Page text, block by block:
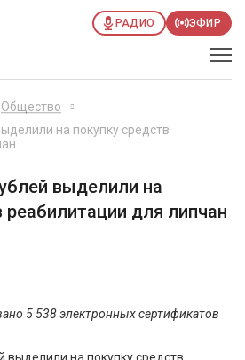
РАДИО ЭФИР
Общество
на покупку средств
выделили на
реабилитации для липчан
5 538 электронных сертификатов